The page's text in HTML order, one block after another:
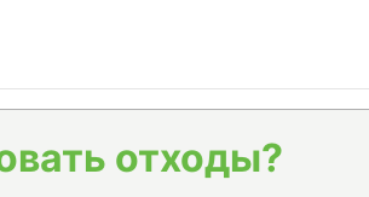
отходы?